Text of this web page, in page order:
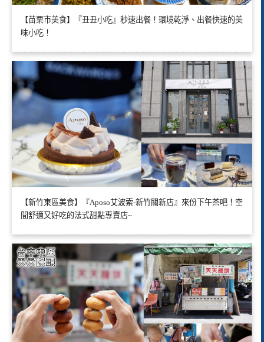
【苗栗市美食】『丑丑小吃』秒速出餐！環境乾淨、出餐快速的美
味小吃！
【新竹東區美食】『Aposo艾波索-新竹關新店』來份下午茶吧！空
間舒適又好吃的法式甜點專賣店~